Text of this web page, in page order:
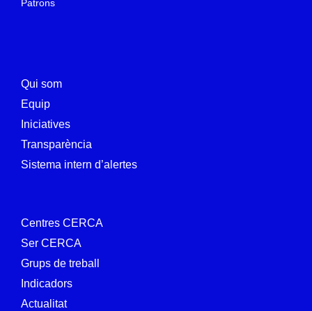
Patrons
Qui som
Equip
Iniciatives
Transparència
Sistema intern d’alertes
Centres CERCA
Ser CERCA
Grups de treball
Indicadors
Actualitat